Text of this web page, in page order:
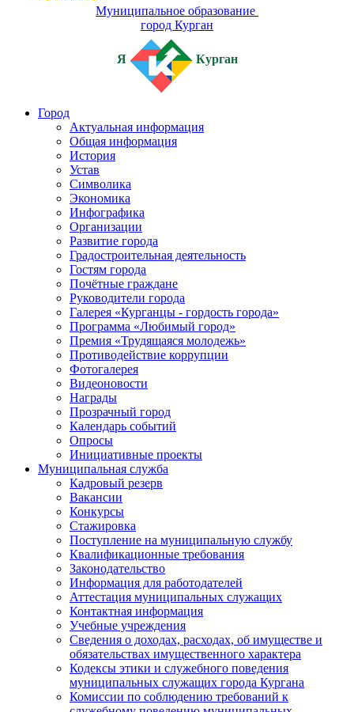
Муниципальное образование
город Курган
Я Курган
Город
Актуальная информация
Общая информация
История
Устав
Символика
Экономика
Инфографика
Организации
Развитие города
Градостроительная деятельность
Гостям города
Почётные граждане
Руководители города
Галерея «Курганцы - гордость города»
Программа «Любимый город»
Премия «Трудящаяся молодежь»
Противодействие коррупции
Фотогалерея
Видеоновости
Награды
Прозрачный город
Календарь событий
Опросы
Инициативные проекты
Муниципальная служба
Кадровый резерв
Вакансии
Конкурсы
Стажировка
Поступление на муниципальную службу
Квалификационные требования
Законодательство
Информация для работодателей
Аттестация муниципальных служащих
Контактная информация
Учебные учреждения
Сведения о доходах, расходах, об имуществе и
обязательствах имущественного характера
Кодексы этики и служебного поведения
муниципальных служащих города Кургана
Комиссии по соблюдению требований к